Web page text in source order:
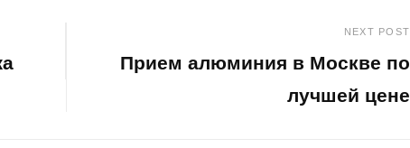
NEXT POST
Прием алюминия в Москве по
лучшей цене